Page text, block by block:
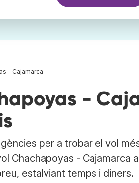
- Cajamarca
-
per a trobar el vol
Chachapoyas - Cajamarca
estalviant temps i diners.